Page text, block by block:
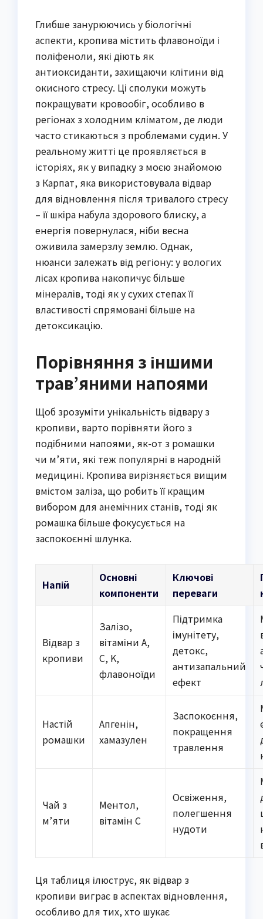
Глибше занурюючись у біологічні
аспекти, кропива містить флавоноїди і
поліфеноли, які діють як
антиоксиданти, захищаючи клітини від
окисного стресу. Ці сполуки можуть
покращувати кровообіг, особливо в
регіонах з холодним кліматом, де люди
часто стикаються з проблемами судин. У
реальному житті це проявляється в
історіях, як у випадку з моєю знайомою
з Карпат, яка використовувала відвар
для відновлення після тривалого стресу
– її шкіра набула здорового блиску, а
енергія повернулася, ніби весна
оживила замерзлу землю. Однак,
нюанси залежать від регіону: у вологих
лісах кропива накопичує більше
мінералів, тоді як у сухих степах її
властивості спрямовані більше на
детоксикацію.
Порівняння з іншими
трав’яними напоями
Щоб зрозуміти унікальність відвару з
кропиви, варто порівняти його з
подібними напоями, як-от з ромашки
чи м’яти, які теж популярні в народній
медицині. Кропива вирізняється вищим
вмістом заліза, що робить її кращим
вибором для анемічних станів, тоді як
ромашка більше фокусується на
заспокоєнні шлунка.
Напій
Основні
компоненти
Ключові
переваги
Відвар з
кропиви
Залізо,
вітаміни A,
C, K,
флавоноїди
Підтримка
імунітету,
детокс,
антизапальний
ефект
Настій
ромашки
Апгенін,
хамазулен
Заспокоєння,
покращення
травлення
Чай з
м’яти
Ментол,
вітамін C
Освіження,
полегшення
нудоти
Ця таблиця ілюструє, як відвар з
кропиви виграє в аспектах відновлення,
особливо для тих, хто шукає